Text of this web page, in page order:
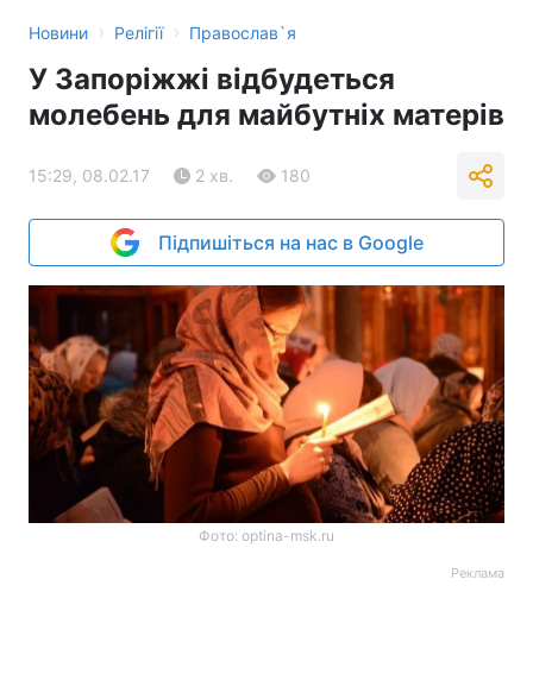
Новини › Релігії › Православ`я
У Запоріжжі відбудеться
молебень для майбутніх матерів
15:29, 08.02.17 2 хв. 180
Підпишіться на нас в Google
Фото: optina-msk.ru
Реклама